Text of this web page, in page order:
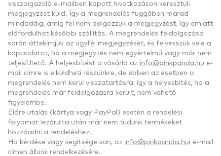
visszaigazoló e-mailben kapott hivatkozáson keresztüli
megjegyzést küld. Így a megrendelés függőben marad
mindaddig, amíg fel nem dolgozzuk a megjegyzést, így emiatt
előfordulhat későbbi szállítás. A megrendelés feldolgozása
során áttekintjük az ügyfél megjegyzését, és felvesszük vele a
kapcsolatot, ha a megjegyzés nem egyértelmű vagy már nem
teljesíthető. A helyesbítést a vásárló az info@pinkpanda.hu e-
mail címre is elküldheti részünkre, de ebben az esetben a
megrendelés nem kerül visszatartásra, így a helyesbítés, ha a
megrendelés már feldolgozásra került, nem vehető
figyelembe.
Előre utalás (kártya vagy PayPal) esetén a rendelési
folyamat lezárulta után már nem tudunk termékeket
hozzáadni a rendeléshez.
Ha kérdése vagy segítsége van, az info@pinkpanda.hui e-mail
címen állunk rendelkezésére.